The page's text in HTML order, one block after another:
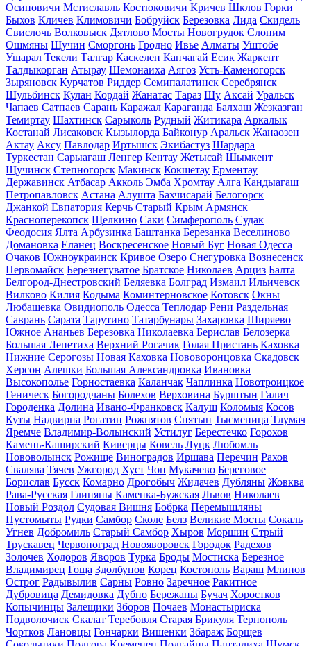
Осиповичи Мстиславль Костюковичи Кричев Шклов Горки
Быхов Кличев Климовичи Бобруйск Березовка Лида Скидель
Свислочь Волковыск Дятлово Мосты Новогрудок Слоним
Ошмяны Щучин Сморгонь Гродно Ивье Алматы Уштобе
Ушарал Текели Талгар Каскелен Капчагай Есик Жаркент
Талдыкорган Атырау Шемонаиха Аягоз Усть-Каменогорск
Зыряновск Курчатов Риддер Семипалатинск Серебрянск
Шульбинск Кулан Кордай Жанатас Тараз Шу Аксай Уральск
Чапаев Сатпаев Сарань Каражал Караганда Балхаш Жезказган
Темиртау Шахтинск Сарыколь Рудный Житикара Аркалык
Костанай Лисаковск Кызылорда Байконур Аральск Жанаозен
Актау Аксу Павлодар Иртышск Экибастуз Шардара
Туркестан Сарыагаш Ленгер Кентау Жетысай Шымкент
Щучинск Степногорск Макинск Кокшетау Ерментау
Державинск Атбасар Акколь Эмба Хромтау Алга Кандыагаш
Петропавловск Астана Алушта Бахчисарай Белогорск
Джанкой Евпатория Керчь Старый Крым Армянск
Красноперекопск Щелкино Саки Симферополь Судак
Феодосия Ялта Арбузинка Баштанка Березанка Веселиново
Домановка Еланец Воскресенское Новый Буг Новая Одесса
Очаков Южноукраинск Кривое Озеро Снегуровка Вознесенск
Первомайск Березнегуватое Братское Николаев Арциз Балта
Белгород-Днестровский Беляевка Болград Измаил Ильичевск
Вилково Килия Кодыма Коминтерновское Котовск Окны
Любашевка Овидиополь Одесса Теплодар Рени Раздельная
Саврань Сарата Тарутино Татарбунары Захаровка Ширяево
Южное Ананьев Березовка Николаевка Берислав Белозерка
Большая Лепетиха Верхний Рогачик Голая Пристань Каховка
Нижние Серогозы Новая Каховка Нововоронцовка Скадовск
Херсон Алешки Большая Александровка Ивановка
Высокополье Горностаевка Каланчак Чаплинка Новотроицкое
Геническ Богородчаны Болехов Верховина Бурштын Галич
Городенка Долина Ивано-Франковск Калуш Коломыя Косов
Куты Надвирна Рогатин Рожнятов Снятын Тысменица Тлумач
Яремче Владимир-Волынский Устилуг Берестечко Горохов
Камень-Каширский Киверцы Ковель Луцк Любомль
Нововолынск Рожище Виноградов Иршава Перечин Рахов
Свалява Тячев Ужгород Хуст Чоп Мукачево Береговое
Борислав Бусск Комарно Дрогобыч Жидачев Дубляны Жовква
Рава-Русская Глиняны Каменка-Бужская Львов Николаев
Новый Роздол Судовая Вишня Бобрка Перемышляны
Пустомыты Рудки Самбор Сколе Белз Великие Мосты Сокаль
Угнев Добромиль Старый Самбор Хыров Моршин Стрый
Трускавец Червоноград Новояворовск Городок Радехов
Золочев Ходоров Яворов Турка Броды Мостиска Березное
Владимирец Гоща Здолбунов Корец Костополь Вараш Млинов
Острог Радывылив Сарны Ровно Заречное Ракитное
Дубровица Демидовка Дубно Бережаны Бучач Хоростков
Копычинцы Залещики Зборов Почаев Монастыриска
Подволочиск Скалат Теребовля Старая Брикуля Тернополь
Чортков Лановцы Гончарки Вишенки Збараж Борщев